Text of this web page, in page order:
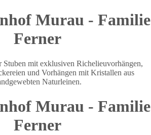
Murau - Familie
Ferner
Stuben mit exklusiven Richelieuvorhängen,
und Vorhängen mit Kristallen aus
Naturleinen.
Murau - Familie
Ferner